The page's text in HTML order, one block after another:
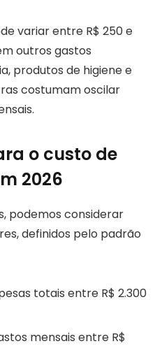
variar entre R$ 250 e
outros gastos
produtos de higiene e
costumam oscilar
o custo de
2026
podemos considerar
definidos pelo padrão
totais entre R$ 2.300
mensais entre R$